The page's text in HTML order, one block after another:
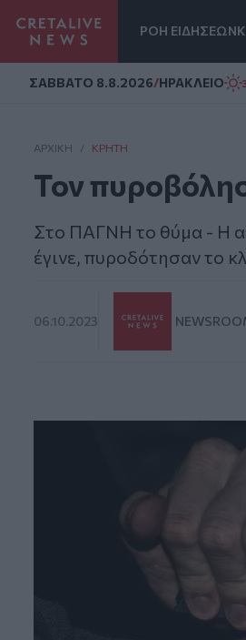
ΡΟΗ ΕΙΔΗΣΕΩΝ
ΣAΒΒΑΤΟ 8.8.2026/ΗΡΑΚΛΕΙΟ
ΑΡΧΙΚΗ / ΚΡΉΤΗ
Τον
Στο ΠΑΓΝΗ το θύμα - Η
έγινε, πυροδότησαν το
06.10.2023